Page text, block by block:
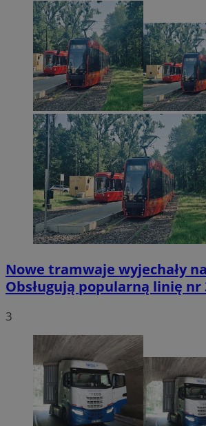
Nowe tramwaje wyjechały
Obsługują popularną linię nr
3